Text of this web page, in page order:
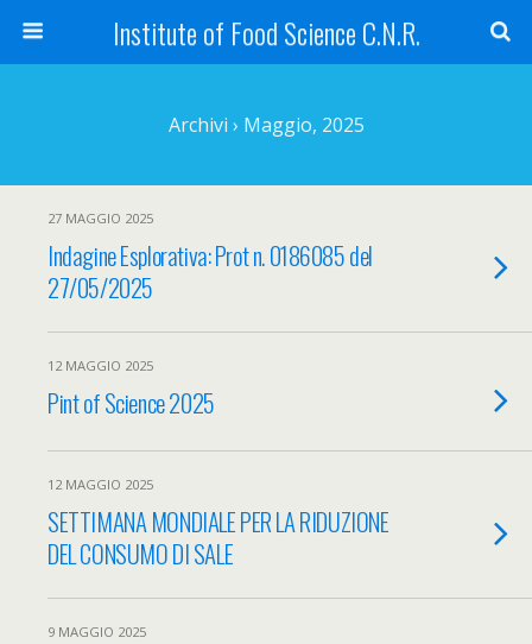
Institute of Food Science C.N.R.
Archivi › Maggio, 2025
27 MAGGIO 2025
Indagine Esplorativa: Prot n. 0186085 del
27/05/2025
12 MAGGIO 2025
Pint of Science 2025
12 MAGGIO 2025
SETTIMANA MONDIALE PER LA RIDUZIONE
DEL CONSUMO DI SALE
9 MAGGIO 2025